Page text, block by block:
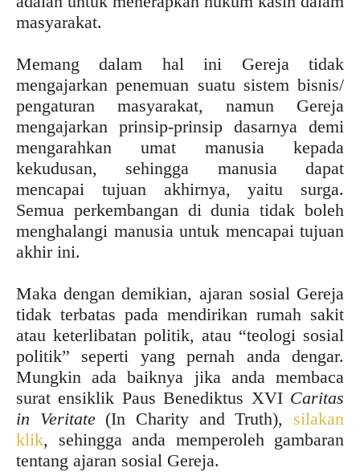
masyarakat.
Memang dalam hal ini Gereja tidak
mengajarkan penemuan suatu sistem bisnis/
pengaturan masyarakat, namun Gereja
mengajarkan prinsip-prinsip dasarnya demi
mengarahkan umat manusia kepada
kekudusan, sehingga manusia dapat
mencapai tujuan akhirnya, yaitu surga.
Semua perkembangan di dunia tidak boleh
menghalangi manusia untuk mencapai tujuan
akhir ini.
Maka dengan demikian, ajaran sosial Gereja
tidak terbatas pada mendirikan rumah sakit
atau keterlibatan politik, atau “teologi sosial
politik” seperti yang pernah anda dengar.
Mungkin ada baiknya jika anda membaca
surat ensiklik Paus Benediktus XVI Caritas
in Veritate (In Charity and Truth), silakan
klik, sehingga anda memperoleh gambaran
tentang ajaran sosial Gereja.